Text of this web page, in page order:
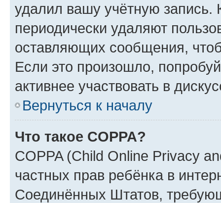
удалил вашу учётную запись.
периодически удаляют
оставляющих сообщения,
Если это произошло,
активнее участвовать в
Вернуться к началу
Что такое COPPA?
COPPA (Child Online Privacy
частных прав ребёнка в
Соединённых Штатов,